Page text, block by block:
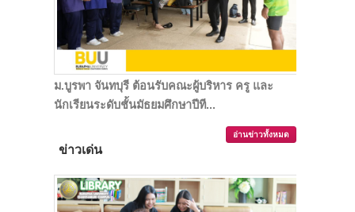
ม.บูรพา จันทบุรี ต้อนรับคณะผู้บริหาร ครู และ
นักเรียนระดับชั้นมัธยมศึกษาปีที...
อ่านข่าวทั้งหมด
ข่าวเด่น